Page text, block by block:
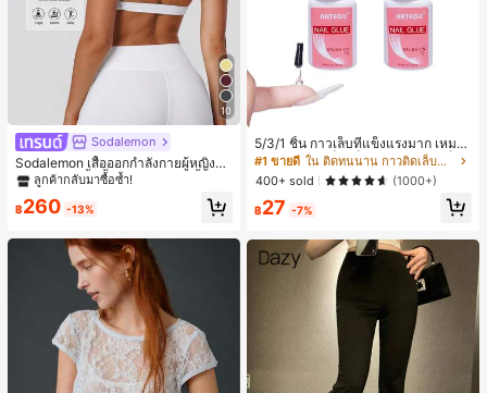
10
Sodalemon
Sodalemon เสื้อออกกำลังกายผู้หญิงแ
บบบิดหลัง, เสื้อชั้นในกีฬาโยคะสีพื้นแบ
ลูกค้ากลับมาซื้อซ้ำ!
฿260 -13%
5/3/1 ชิ้น กาวเล็บที่แข็งแรงมาก เหมาะ
สำหรับปลายเล็บ เล็บอะคริลิค และเล็บป
ลอม กาวเล็บ กาวเล็บแบบแปรง เหมาะ
สำหรับเล็บปลอม ทนทานและยาวนาน เ
หมาะสำหรับเล็บอะคริลิค ปลายเล็บปลอ
ม เจลเล็บ
#1 ขายดี
ใน ติดทนนาน กาวติดเล็บและสารยึดติด
400+ sold
(1000+)
฿27 -7%